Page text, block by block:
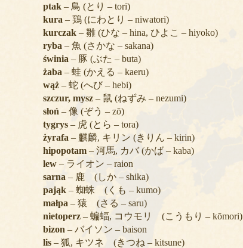
ptak – 鳥 (とり – tori)
kura – 鶏 (にわとり – niwatori)
kurczak – 雛 (ひな – hina, ひよこ – hiyoko)
ryba – 魚 (さかな – sakana)
świnia – 豚 (ぶた – buta)
żaba – 蛙 (かえる – kaeru)
wąż – 蛇 (へび – hebi)
szczur, mysz – 鼠 (ねずみ – nezumi)
słoń – 像 (ぞう – zō)
tygrys – 虎 (とら – tora)
żyrafa – 麒麟, キリン (きりん – kirin)
hipopotam – 河馬, カバ (かば – kaba)
lew – ライオン – raion
sarna – 鹿 (しか – shika)
pająk – 蜘蛛 (くも – kumo)
małpa – 猿 (さる – saru)
nietoperz – 蝙蝠, コウモリ (こうもり – kōmori)
bizon – バイソン – baison
lis – 狐, キツネ (きつね – kitsune)